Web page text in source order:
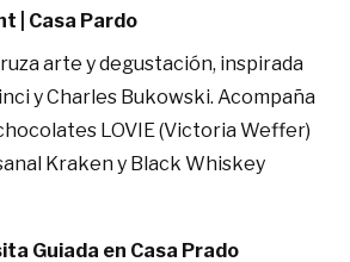
| Casa Pardo
arte y degustación, inspirada
y Charles Bukowski. Acompaña
LOVIE (Victoria Weffer)
Kraken y Black Whiskey
Guiada en Casa Prado